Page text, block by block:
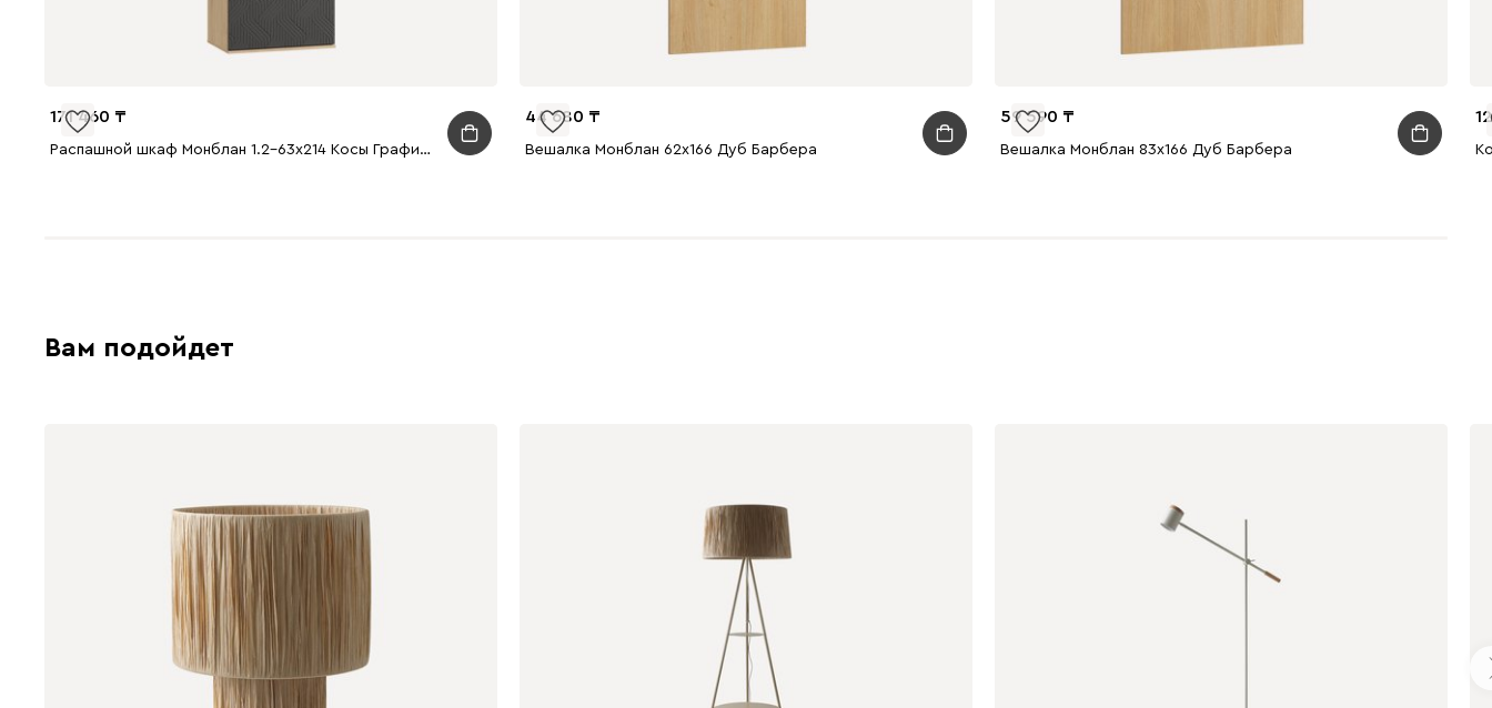
171 460
Распашной шкаф Монблан 1.2-63x214 Косы Графитовый/Дуб Ирландский
44 680
Вешалка Монблан 62x166 Дуб Барбера
59 590
Вешалка Монблан 83x166 Дуб Барбера
Вам подойдет